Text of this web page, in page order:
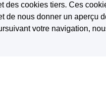
des cookies tiers. Ces
de nous donner un aperçu
votre navigation,